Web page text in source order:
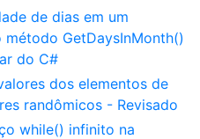
de dias em um
GetDaysInMonth()
do C#
dos elementos de
randômicos - Revisado
while() infinito na